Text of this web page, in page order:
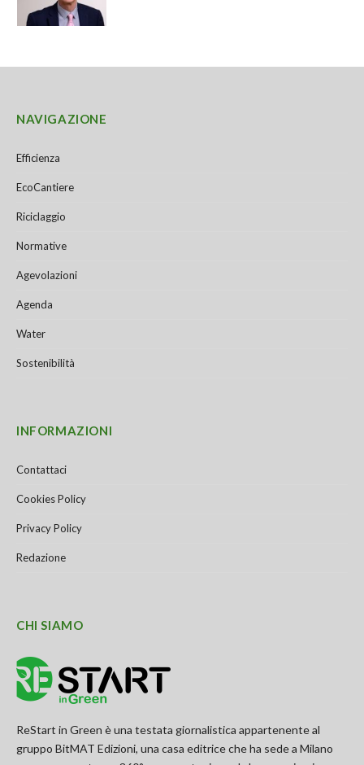
NAVIGAZIONE
Efficienza
EcoCantiere
Riciclaggio
Normative
Agevolazioni
Agenda
Water
Sostenibilità
INFORMAZIONI
Contattaci
Cookies Policy
Privacy Policy
Redazione
CHI SIAMO
ReStart in Green è una testata giornalistica appartenente al
gruppo BitMAT Edizioni, una casa editrice che ha sede a Milano